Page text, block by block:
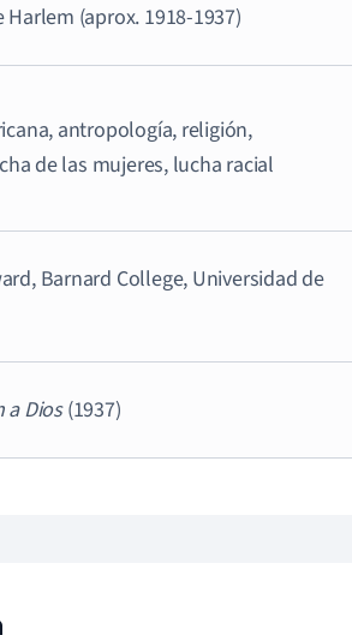
Harlem (aprox. 1918-1937)
antropología, religión,
de las mujeres, lucha racial
Barnard College, Universidad de
a Dios(1937)